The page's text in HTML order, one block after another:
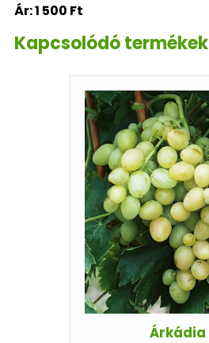
Ár:1 500 Ft
Kapcsolódó termékek
Árkádia